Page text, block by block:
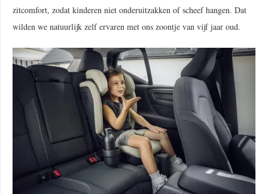
zitcomfort, zodat kinderen niet onderuitzakken of scheef hangen. Dat
wilden we natuurlijk zelf ervaren met ons zoontje van vijf jaar oud.